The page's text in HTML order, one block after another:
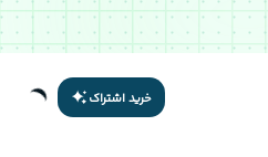
خرید اشتراک